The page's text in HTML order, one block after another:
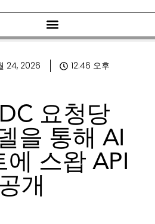
24, 2026 12:46 오후
요청당
을 통해 AI
에 스왑 API
공개